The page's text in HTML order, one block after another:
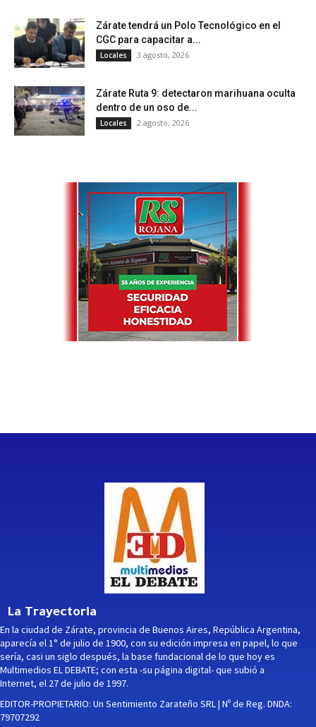
Zárate tendrá un Polo Tecnológico en el
CGC para capacitar a...
Locales 3 agosto, 2026
Zárate Ruta 9: detectaron marihuana oculta
dentro de un oso de...
Locales 2 agosto, 2026
La Trayectoria
En la ciudad de Zárate, provincia de Buenos Aires, República Argentina,
aparecía el 1° de julio de 1900, con su edición impresa en papel, lo que
sería, casi un siglo después, la base fundacional de lo que hoy es
Multimedios EL DEBATE; con esta -su página digital- que subió a
Internet, el 27 de julio de 1997.
EDITOR-PROPIETARIO: Un Sentimiento Zarateño SRL | Nº de Reg. DNDA:
79707292